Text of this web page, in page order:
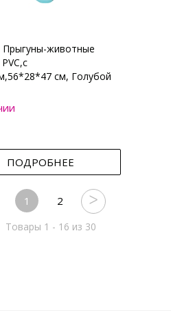
Прыгуны-животные
см, Голубой
ПОДРОБНЕЕ
1 2
Товары 1 - 16 из 30